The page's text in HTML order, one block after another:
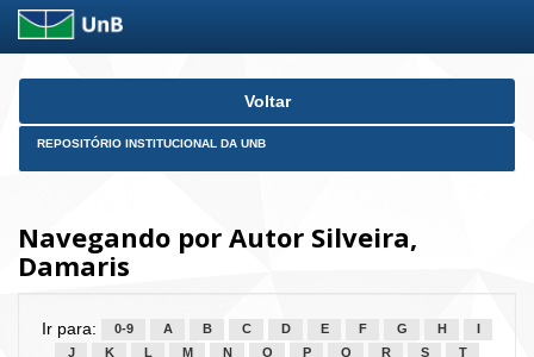
Skip
Voltar
REPOSITÓRIO INSTITUCIONAL DA UNB
Navegando por Autor Silveira,
Damaris
Ir para: 0-9 A B C D E F G H
J
K L M N O P Q R S
T